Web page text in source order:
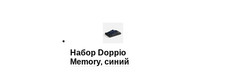
Набор Doppio
Memory, синий